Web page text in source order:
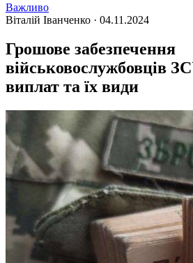
Важливо
Віталій Іванченко · 04.11.2024
Грошове забезпечення
військовослужбовців
виплат та їх види